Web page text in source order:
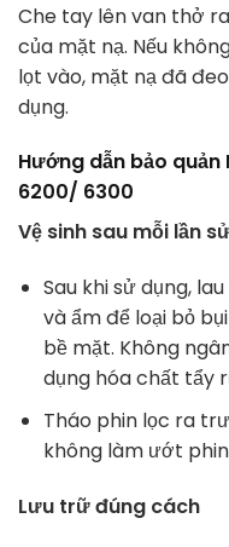
Che tay lên van thở
của mặt nạ. Nếu
lọt vào, mặt nạ đã
dụng.
Hướng dẫn bảo
6200/ 6300
Vệ sinh sau mỗi lần
Sau khi sử dụng,
và ẩm để loại bỏ
bề mặt. Không
dụng hóa chất tẩy
Tháo phin lọc ra
không làm ướt
Lưu trữ đúng cách